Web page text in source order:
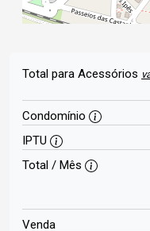
Total para Acessórios
Condomínio
IPTU
Total / Mês
Venda